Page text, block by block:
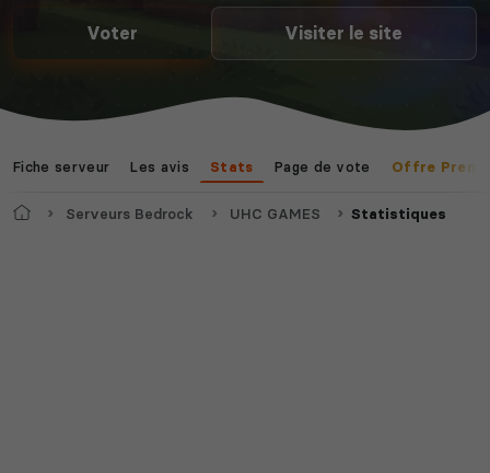
Voter Visiter le site
Fiche serveur Les avis Stats Page de vote Offre
AccueilServeurs Bedrock UHC GAMES Statistiques